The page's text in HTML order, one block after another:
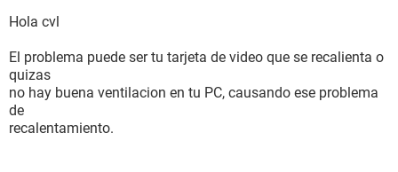
Hola cvl
El problema puede ser tu tarjeta de video que se recalienta o
quizas
no hay buena ventilacion en tu PC, causando ese problema
de
recalentamiento.